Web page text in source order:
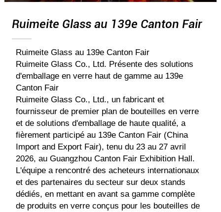
Ruimeite Glass au 139e Canton Fair
Ruimeite Glass au 139e Canton Fair
Ruimeite Glass Co., Ltd. Présente des solutions
d'emballage en verre haut de gamme au 139e
Canton Fair
Ruimeite Glass Co., Ltd., un fabricant et
fournisseur de premier plan de bouteilles en verre
et de solutions d'emballage de haute qualité, a
fièrement participé au 139e Canton Fair (China
Import and Export Fair), tenu du 23 au 27 avril
2026, au Guangzhou Canton Fair Exhibition Hall.
L'équipe a rencontré des acheteurs internationaux
et des partenaires du secteur sur deux stands
dédiés, en mettant en avant sa gamme complète
de produits en verre conçus pour les bouteilles de